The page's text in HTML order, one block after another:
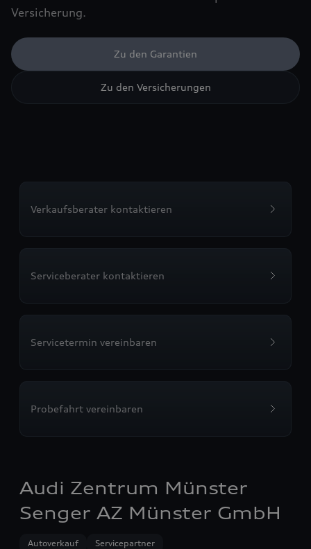
Versicherung.
Zu den Garantien
Zu den Versicherungen
Verkaufsberater kontaktieren
Serviceberater kontaktieren
Servicetermin vereinbaren
Probefahrt vereinbaren
Audi Zentrum Münster
Senger AZ Münster GmbH
Autoverkauf
Servicepartner